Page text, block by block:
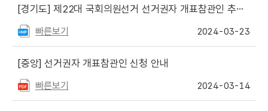
[경기도] 제22대 국회의원선거 선거권자 개표참관인 추첨 안내
빠른보기 2024-03-23
[중앙] 선거권자 개표참관인 신청 안내
빠른보기 2024-03-14